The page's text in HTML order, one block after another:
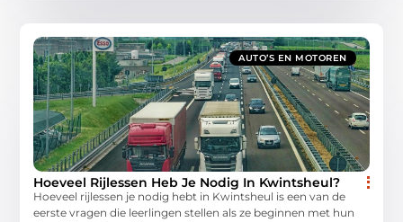
AUTO’S EN MOTOREN
Hoeveel Rijlessen Heb Je Nodig In Kwintsheul?
Hoeveel rijlessen je nodig hebt in Kwintsheul is een van de
eerste vragen die leerlingen stellen als ze beginnen met hun